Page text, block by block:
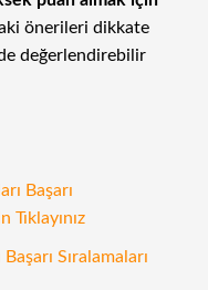
önerileri dikkate
değerlendirebilir
Başarı
Tıklayınız
Sıralamaları